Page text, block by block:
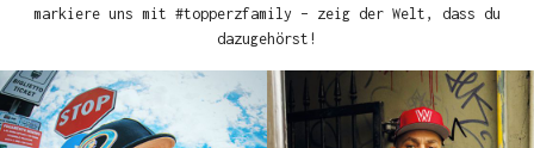
markiere uns mit #topperzfamily – zeig der Welt, dass du
dazugehörst!